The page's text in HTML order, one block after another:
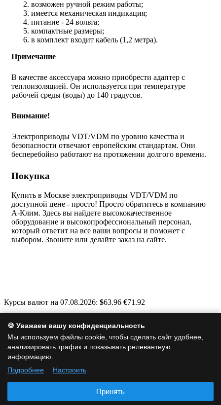
возможен ручной режим работы;
имеется механическая индикация;
питание - 24 вольта;
компактные размеры;
в комплект входит кабель (1,2 метра).
Примечание
В качестве аксессуара можно приобрести адаптер с
теплоизоляцией. Он используется при температуре
рабочей среды (воды) до 140 градусов.
Внимание!
Электроприводы VDT/VDM по уровню качества и
безопасности отвечают европейским стандартам. Они
бесперебойно работают на протяжении долгого времени.
Покупка
Купить в Москве электроприводы VDT/VDM по
доступной цене - просто! Просто обратитесь в компанию
А-Клим. Здесь вы найдете высококачественное
оборудование и высокопрофессиональный персонал,
который ответит на все ваши вопросы и поможет с
выбором. Звоните или делайте заказ на сайте.
Курсы валют на 07.08.2026: $63.96 €71.92
+7 (495) 128-19-35
Политика обработки персональных данных
использования cookie
|
Согласие на обработку персональных
данных
🍪 Уважаем вашу конфиденциальность
Мы используем файлы cookie, чтобы сделать сайт удобнее,
анализировать трафик и показывать релевантную
информацию.
Подробнее
Настроить
Принять